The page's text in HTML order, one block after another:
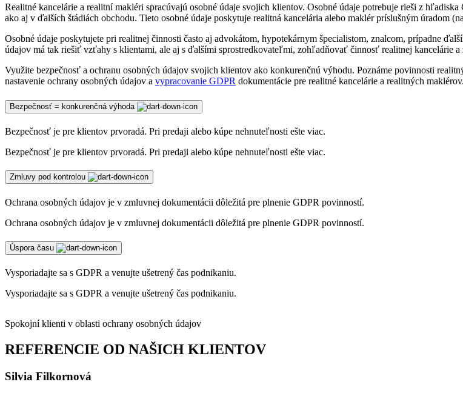
Realitné kancelárie a realitní makléri spracúvajú osobné údaje svojich klientov. Osobné údaje potrebuje rieši z
ako aj v ďalších štádiách obchodu. Tieto osobné údaje poskytuje realitná kancelária alebo maklér príslušným úradom
Osobné údaje poskytujete pri realitnej činnosti často aj advokátom, hypotekárnym špecialistom, znalcom, prípadne
údajov má tak riešiť vzťahy s klientami, ale aj s ďalšími sprostredkovateľmi, zohľadňovať činnosť realitnej kancelárie a
Využite bezpečnosť a ochranu osobných údajov svojich klientov ako konkurenčnú výhodu. Poznáme povinnosti
nastavenie ochrany osobných údajov a vypracovanie GDPR dokumentácie pre realitné kancelárie a realitných maklérov.
Bezpečnosť = konkurenčná výhoda
Bezpečnosť je pre klientov prvoradá. Pri predaji alebo kúpe nehnuteľnosti ešte viac.
Bezpečnosť je pre klientov prvoradá. Pri predaji alebo kúpe nehnuteľnosti ešte viac.
Zmluvy pod kontrolou
Ochrana osobných údajov je v zmluvnej dokumentácii dôležitá pre plnenie GDPR povinností.
Ochrana osobných údajov je v zmluvnej dokumentácii dôležitá pre plnenie GDPR povinností.
Úspora času
Vysporiadajte sa s GDPR a venujte ušetrený čas podnikaniu.
Vysporiadajte sa s GDPR a venujte ušetrený čas podnikaniu.
Spokojní klienti v oblasti ochrany osobných údajov
REFERENCIE OD NAŠICH KLIENTOV
Silvia Filkornová